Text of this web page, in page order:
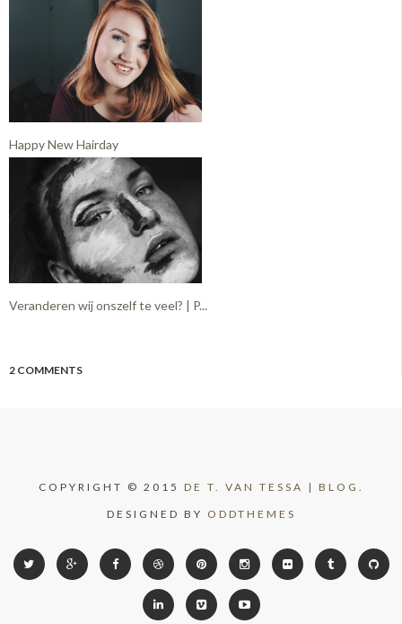
Happy New Hairday
Veranderen wij onszelf te veel? | P...
2 COMMENTS
COPYRIGHT © 2015 DE T. VAN TESSA | BLOG.
DESIGNED BY ODDTHEMES